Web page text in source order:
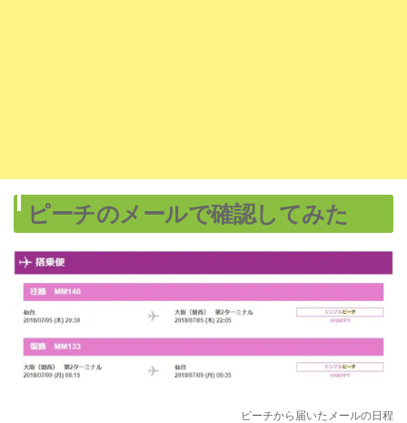
ピーチのメールで確認してみた
ピーチから届いたメールの日程